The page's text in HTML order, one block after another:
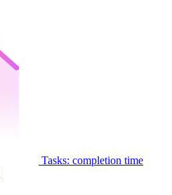
Tasks: completion time